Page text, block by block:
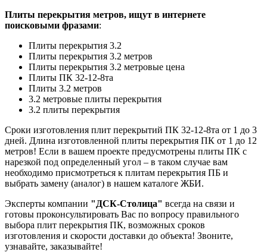
Плиты перекрытия метров, ищут в интернете
поисковыми фразами:
Плиты перекрытия 3.2
Плиты перекрытия 3.2 метров
Плиты перекрытия 3.2 метровые цена
Плиты ПК 32-12-8та
Плиты 3.2 метров
3.2 метровые плиты перекрытия
3.2 плиты перекрытия
Сроки изготовления плит перекрытий ПК 32-12-8та от 1 до 3
дней. Длина изготовленной плиты перекрытия ПК от 1 до 12
метров! Если в вашем проекте предусмотрены плиты ПК с
нарезкой под определенный угол – в таком случае вам
необходимо присмотреться к плитам перекрытия ПБ и
выбрать замену (аналог) в нашем каталоге ЖБИ.
Эксперты компании "ДСК-Столица" всегда на связи и
готовы проконсультировать Вас по вопросу правильного
выбора плит перекрытия ПК, возможных сроков
изготовления и скорости доставки до объекта! Звоните,
узнавайте, заказывайте!